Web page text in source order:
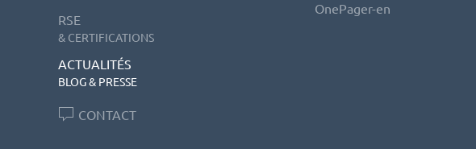
RSE
& CERTIFICATIONS
ACTUALITÉS
BLOG & PRESSE
CONTACT
OnePager-en